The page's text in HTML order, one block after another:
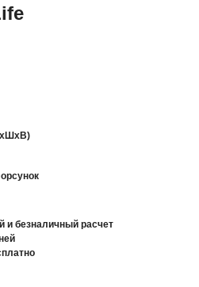
и безналичный расчет